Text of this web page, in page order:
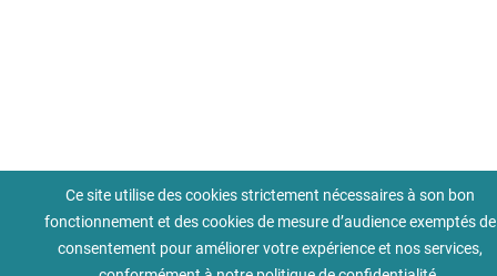
Ce site utilise des cookies strictement nécessaires à son bon
fonctionnement et des cookies de mesure d’audience exemptés de
consentement pour améliorer votre expérience et nos services,